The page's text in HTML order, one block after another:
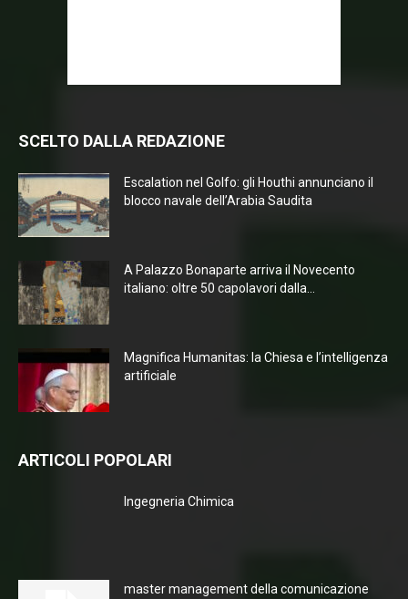
SCELTO DALLA REDAZIONE
Escalation nel Golfo: gli Houthi annunciano il
blocco navale dell’Arabia Saudita
A Palazzo Bonaparte arriva il Novecento
italiano: oltre 50 capolavori dalla...
Magnifica Humanitas: la Chiesa e l’intelligenza
artificiale
ARTICOLI POPOLARI
Ingegneria Chimica
master management della comunicazione